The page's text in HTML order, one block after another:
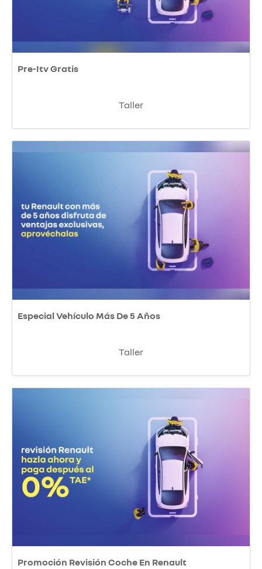
Pre-Itv Gratis
Taller
Especial Vehículo Más De 5 Años
Taller
Promoción Revisión Coche En Renault